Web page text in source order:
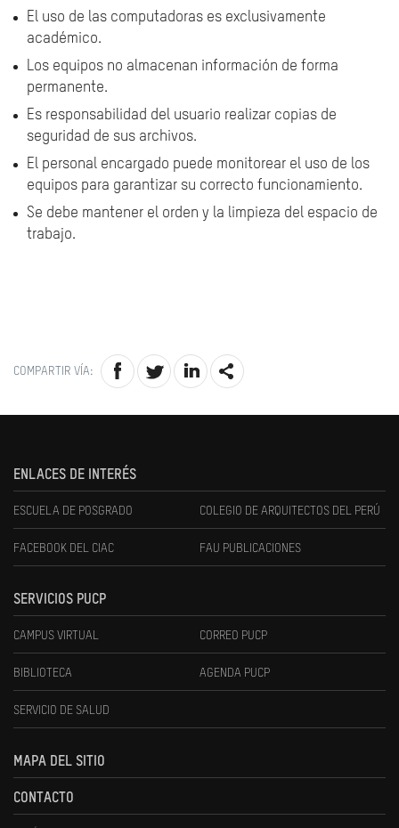
El uso de las computadoras es exclusivamente
académico.
Los equipos no almacenan información de forma
permanente.
Es responsabilidad del usuario realizar copias de
seguridad de sus archivos.
El personal encargado puede monitorear el uso de los
equipos para garantizar su correcto funcionamiento.
Se debe mantener el orden y la limpieza del espacio de
trabajo.
COMPARTIR VÍA:
ENLACES DE INTERÉS
ESCUELA DE POSGRADO COLEGIO DE ARQUITECTOS DEL PERÚ
FACEBOOK DEL CIAC FAU PUBLICACIONES
SERVICIOS PUCP
CAMPUS VIRTUAL CORREO PUCP
BIBLIOTECA AGENDA PUCP
SERVICIO DE SALUD
MAPA DEL SITIO
CONTACTO